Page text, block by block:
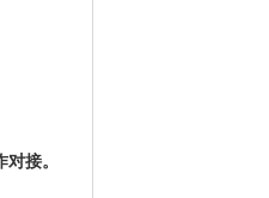
接。